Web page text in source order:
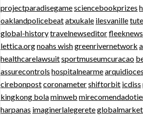
projectparadisegamesciencebookprizes
oaklandpolicebeatatxukale ilesvanille
global-historytravelnewseditorfleeknews
lettica.orgnoahs wishgreenrivernetwork
healthcarelawsuitsportmuseumcuracao
assurecontrols hospitalnearme
cirebonpostcoronametershiftorbit icdiss
kingkong bolaminweb
harpanas imaginerlalegerete